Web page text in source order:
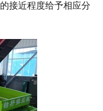
接近程度给予相应分